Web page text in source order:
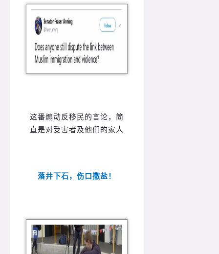
这番煽动反移民的言论，简
直是对受害者及他们的家人
落井下石，伤口撒盐！